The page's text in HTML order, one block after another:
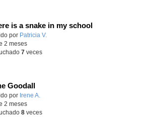
is a snake in my school
educativo.
por Patricia V.
2 meses
7veces
Goodall
educativo.
por Irene A.
2 meses
8veces